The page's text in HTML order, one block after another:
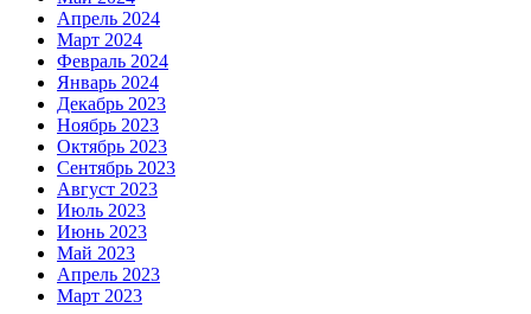
Апрель 2024
Март 2024
Февраль 2024
Январь 2024
Декабрь 2023
Ноябрь 2023
Октябрь 2023
Сентябрь 2023
Август 2023
Июль 2023
Июнь 2023
Май 2023
Апрель 2023
Март 2023